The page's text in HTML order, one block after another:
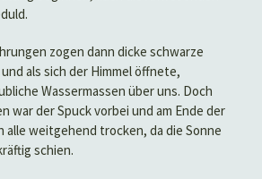
zogen dann dicke schwarze
als sich der Himmel öffnete,
Wassermassen über uns. Doch
war der Spuck vorbei und am Ende der
alle weitgehend trocken, da die Sonne
schien.